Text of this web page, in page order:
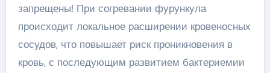
запрещены! При согревании фурункула
происходит локальное расширении кровеносных
сосудов, что повышает риск проникновения в
кровь, с последующим развитием бактериемии